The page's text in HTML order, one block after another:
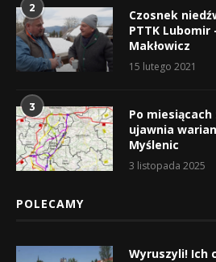
2
Czosnek
PTTK Lubomir
Makłowicz
15 lutego 2021
3
Po miesiącach
ujawnia
Myślenic
3 listopada 2025
POLECAMY
Wyruszyli! Ich